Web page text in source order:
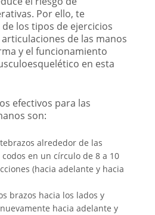
Por ello, te
los tipos de ejercicios
de las manos
y el funcionamiento
en esta
efectivos para las
son:
alrededor de las
en un círculo de 8 a 10
(hacia adelante y hacia
brazos hacia los lados y
hacia adelante y